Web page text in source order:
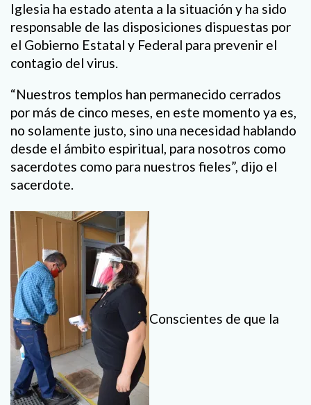
Iglesia ha estado atenta a la situación y ha sido
responsable de las disposiciones dispuestas por
el Gobierno Estatal y Federal para prevenir el
contagio del virus.
“Nuestros templos han permanecido cerrados
por más de cinco meses, en este momento ya es,
no solamente justo, sino una necesidad hablando
desde el ámbito espiritual, para nosotros como
sacerdotes como para nuestros fieles”, dijo el
sacerdote.
Conscientes de que la